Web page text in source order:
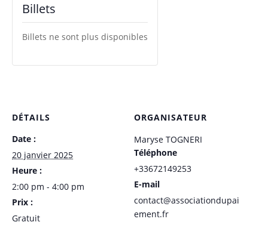
DÉTAILS
Date :
20 janvier 2025
Heure :
2:00 pm - 4:00 pm
Prix :
Gratuit
ORGANISATEUR
Maryse TOGNERI
Téléphone
+33672149253
E-mail
contact@associationdupai
ement.fr
Billets
Billets ne sont plus disponibles